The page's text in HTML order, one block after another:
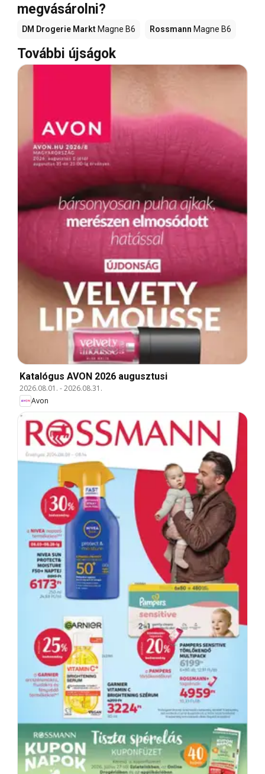
megvásárolni?
DM Drogerie Markt Magne B6 Rossmann Magne B6
További újságok
Katalógus AVON 2026 augusztusi
2026.08.01. -2026.08.31.
Avon